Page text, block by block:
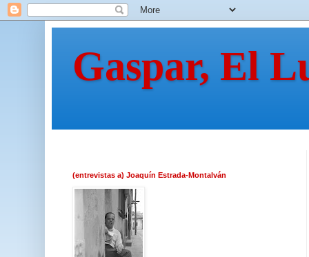
Gaspar, El
(entrevistas a) Joaquín Estrada-Montalván